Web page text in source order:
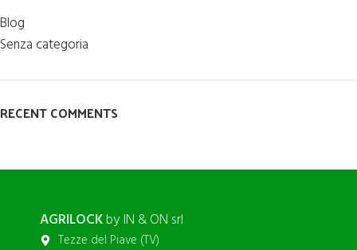
Blog
Senza categoria
RECENT COMMENTS
AGRILOCKby IN & ON srl
Tezze del Piave (TV)